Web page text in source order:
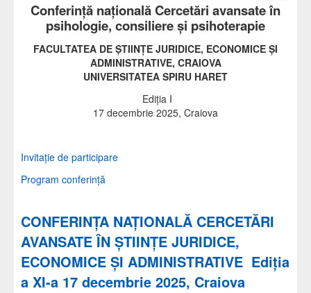
Conferință națională Cercetări avansate în
psihologie, consiliere și psihoterapie
FACULTATEA DE ŞTIINŢE JURIDICE, ECONOMICE ŞI
ADMINISTRATIVE, CRAIOVA
UNIVERSITATEA SPIRU HARET
Ediția I
17 decembrie 2025, Craiova
Invitație de participare
Program conferință
CONFERINŢA NAŢIONALĂ CERCETĂRI
AVANSATE ÎN ȘTIINȚE JURIDICE,
ECONOMICE ȘI ADMINISTRATIVE Ediția
a XI-a 17 decembrie 2025, Craiova